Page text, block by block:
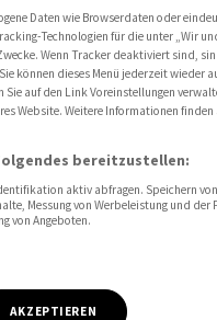
Daten wie Browserdaten oder
Technologien für die unter „Wir
Wenn Tracker deaktiviert sind,
können dieses Menü jederzeit wieder
auf den Link Voreinstellungen
Website. Weitere Informationen finden
bereitzustellen:
aktiv abfragen. Speichern
Messung von Werbeleistung und der
von Angeboten.
AKZEPTIEREN